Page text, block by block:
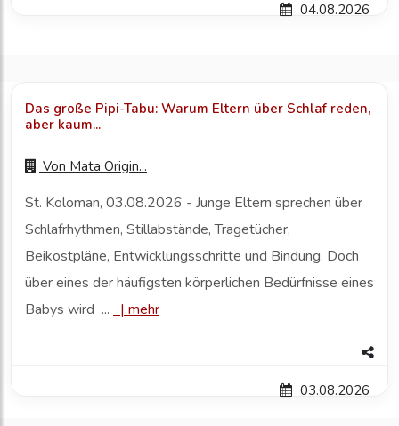
04.08.2026
Das große Pipi-Tabu: Warum Eltern über Schlaf reden,
aber kaum...
Von Mata Origin...
St. Koloman, 03.08.2026 - Junge Eltern sprechen über
Schlafrhythmen, Stillabstände, Tragetücher,
Beikostpläne, Entwicklungsschritte und Bindung. Doch
über eines der häufigsten körperlichen Bedürfnisse eines
Babys wird ...
| mehr
03.08.2026